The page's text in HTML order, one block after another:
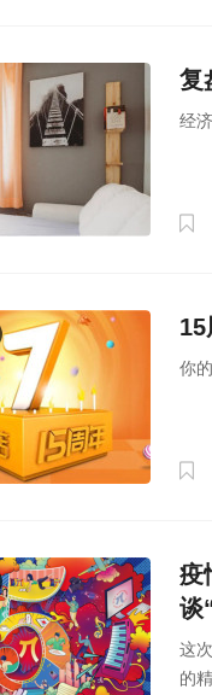
复
经
你
疫
谈
这
的